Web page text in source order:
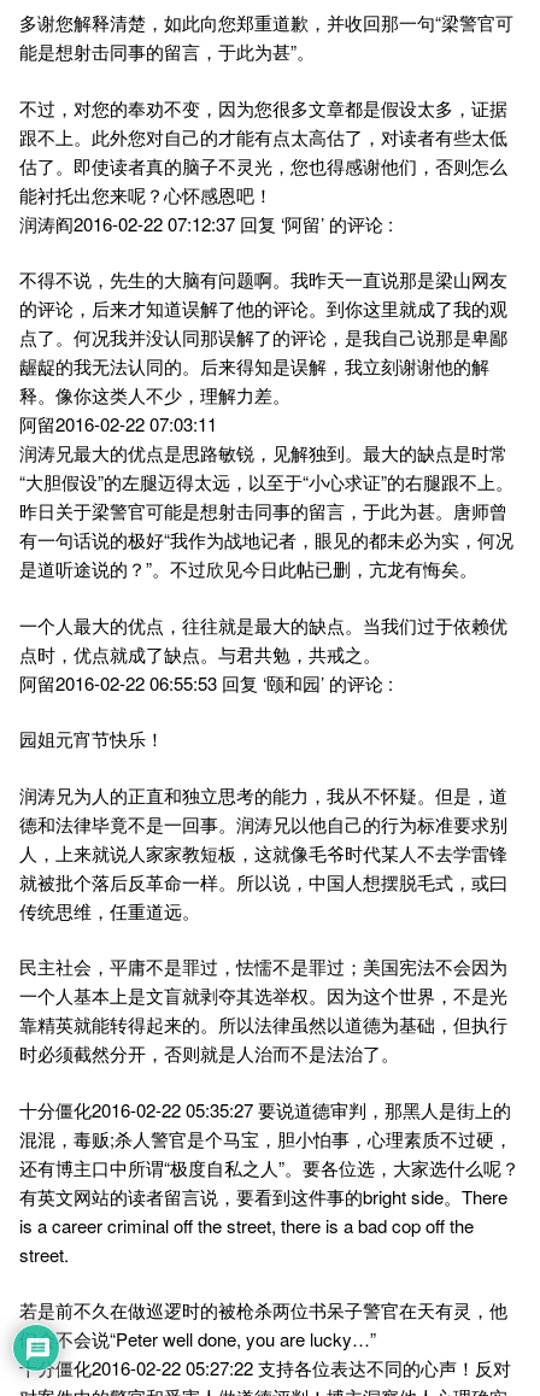
多谢您解释清楚，如此向您郑重道歉，并收回那一句“梁警官可
能是想射击同事的留言，于此为甚”。
不过，对您的奉劝不变，因为您很多文章都是假设太多，证据
跟不上。此外您对自己的才能有点太高估了，对读者有些太低
估了。即使读者真的脑子不灵光，您也得感谢他们，否则怎么
能衬托出您来呢？心怀感恩吧！
润涛阎2016-02-22 07:12:37 回复 ‘阿留’ 的评论 :
不得不说，先生的大脑有问题啊。我昨天一直说那是梁山网友
的评论，后来才知道误解了他的评论。到你这里就成了我的观
点了。何况我并没认同那误解了的评论，是我自己说那是卑鄙
龌龊的我无法认同的。后来得知是误解，我立刻谢谢他的解
释。像你这类人不少，理解力差。
阿留2016-02-22 07:03:11
润涛兄最大的优点是思路敏锐，见解独到。最大的缺点是时常
“大胆假设”的左腿迈得太远，以至于“小心求证”的右腿跟不上。
昨日关于梁警官可能是想射击同事的留言，于此为甚。唐师曾
有一句话说的极好“我作为战地记者，眼见的都未必为实，何况
是道听途说的？”。不过欣见今日此帖已删，亢龙有悔矣。
一个人最大的优点，往往就是最大的缺点。当我们过于依赖优
点时，优点就成了缺点。与君共勉，共戒之。
阿留2016-02-22 06:55:53 回复 ‘颐和园’ 的评论 :
园姐元宵节快乐！
润涛兄为人的正直和独立思考的能力，我从不怀疑。但是，道
德和法律毕竟不是一回事。润涛兄以他自己的行为标准要求别
人，上来就说人家家教短板，这就像毛爷时代某人不去学雷锋
就被批个落后反革命一样。所以说，中国人想摆脱毛式，或曰
传统思维，任重道远。
民主社会，平庸不是罪过，怯懦不是罪过；美国宪法不会因为
一个人基本上是文盲就剥夺其选举权。因为这个世界，不是光
靠精英就能转得起来的。所以法律虽然以道德为基础，但执行
时必须截然分开，否则就是人治而不是法治了。
十分僵化2016-02-22 05:35:27 要说道德审判，那黑人是街上的
混混，毒贩;杀人警官是个马宝，胆小怕事，心理素质不过硬，
还有博主口中所谓“极度自私之人”。要各位选，大家选什么呢？
有英文网站的读者留言说，要看到这件事的bright side。There
is a career criminal off the street, there is a bad cop off the
street.
若是前不久在做巡逻时的被枪杀两位书呆子警官在天有灵，他
们会不会说“Peter well done, you are lucky…”
十分僵化2016-02-22 05:27:22 支持各位表达不同的心声！反对